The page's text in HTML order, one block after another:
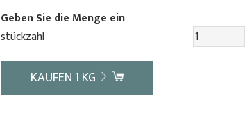
Geben Sie die Menge ein
stückzahl
KAUFEN1 KG